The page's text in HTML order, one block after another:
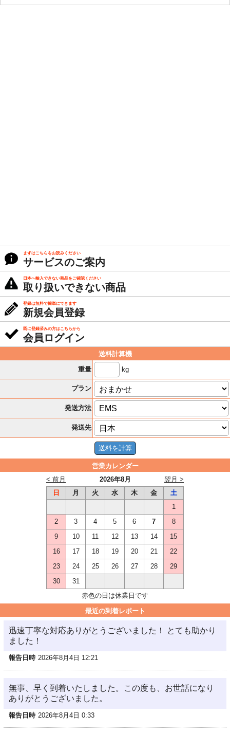
まずはこちらをお読みください
サービスのご案内
日本へ輸入できない商品をご確認ください
取り扱いできない商品
登録は無料で簡単にできます
新規会員登録
既に登録済みの方はこちらから
会員ログイン
送料計算機
重量
kg
プラン
発送方法
発送先
営業カレンダー
2026年8月
< 前月
翌月 >
日
月 火 水 木 金
土
1
2
3 4 5 6 7
8
9
10 11 12 13 14
15
16
17 18 19 20 21
22
23
24 25 26 27 28
29
30
31
赤色の日は休業日です
最近の到着レポート
迅速丁寧な対応ありがとうございました！ とても助かり
ました！
報告日時 2026年8月4日 12:21
無事、早く到着いたしました。この度も、お世話になり
ありがとうございました。
報告日時 2026年8月4日 0:33